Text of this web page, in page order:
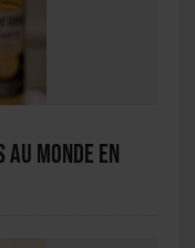
monde en